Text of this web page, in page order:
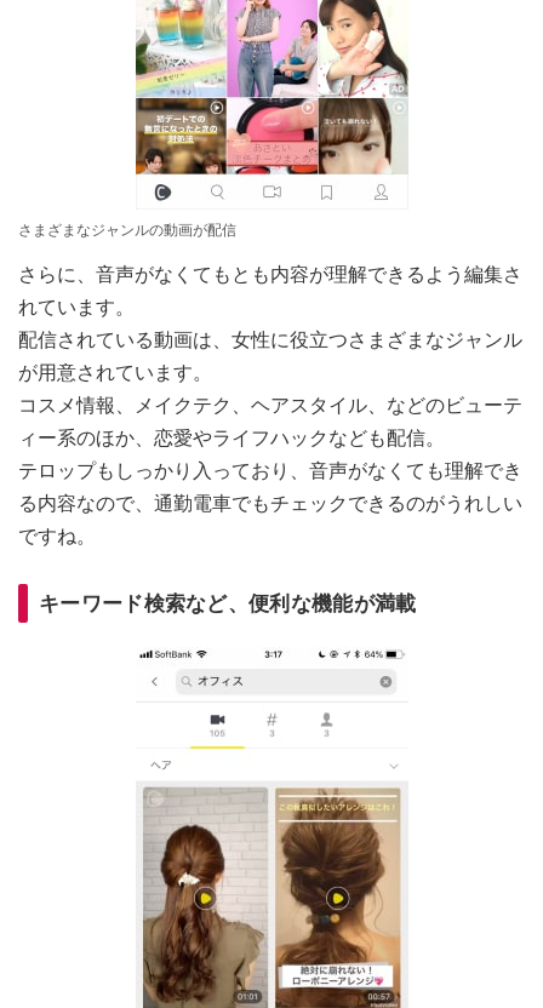
さまざまなジャンルの動画が配信
さらに、音声がなくてもとも内容が理解できるよう編集さ
れています。
配信されている動画は、女性に役立つさまざまなジャンル
が用意されています。
コスメ情報、メイクテク、ヘアスタイル、などのビューテ
ィー系のほか、恋愛やライフハックなども配信。
テロップもしっかり入っており、音声がなくても理解でき
る内容なので、通勤電車でもチェックできるのがうれしい
ですね。
キーワード検索など、便利な機能が満載